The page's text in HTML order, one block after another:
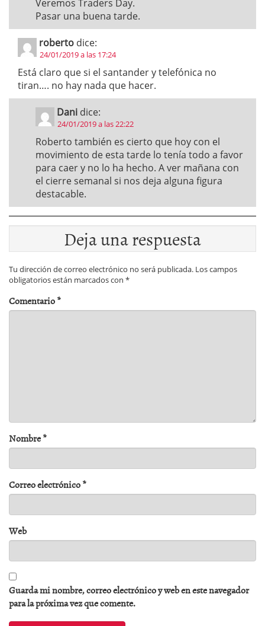
Veremos Traders Day.
Pasar una buena tarde.
roberto dice:
24/01/2019 a las 17:24
Está claro que si el santander y telefónica no
tiran…. no hay nada que hacer.
Dani dice:
24/01/2019 a las 22:22
Roberto también es cierto que hoy con el
movimiento de esta tarde lo tenía todo a favor
para caer y no lo ha hecho. A ver mañana con
el cierre semanal si nos deja alguna figura
destacable.
Deja una respuesta
Tu dirección de correo electrónico no será publicada. Los campos
obligatorios están marcados con *
Comentario*
Nombre*
Correo electrónico*
Web
Guarda mi nombre, correo electrónico y web en este navegador
para la próxima vez que comente.